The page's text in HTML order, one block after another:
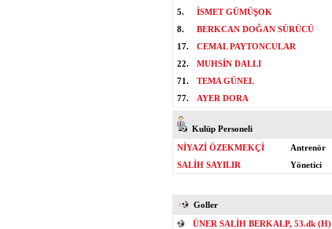
5.
İSMET GÜMÜŞOK
8.
BERKCAN DOĞAN SÜRÜCÜ
17.
CEMAL PAYTONCULAR
22.
MUHSİN DALLI
71.
TEMA GÜNEL
77.
AYER DORA
Kulüp Personeli
NİYAZİ ÖZEKMEKÇİ
Antrenör
SALİH SAYILIR
Yönetici
Goller
ÜNER SALİH BERKALP, 53.dk (H)